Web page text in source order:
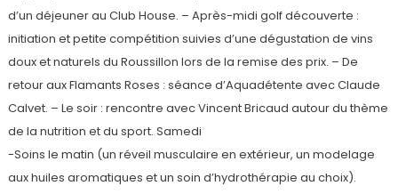
d’un déjeuner au Club House. – Après-midi golf découverte :
initiation et petite compétition suivies d’une dégustation de vins
doux et naturels du Roussillon lors de la remise des prix. – De
retour aux Flamants Roses : séance d’Aquadétente avec Claude
Calvet. – Le soir : rencontre avec Vincent Bricaud autour du thème
de la nutrition et du sport. Samedi
-Soins le matin (un réveil musculaire en extérieur, un modelage
aux huiles aromatiques et un soin d’hydrothérapie au choix).